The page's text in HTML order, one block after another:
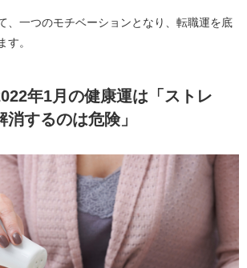
、一つのモチベーションとなり、転職運を底
す。
年1月の健康運は「ストレ
消するのは危険」